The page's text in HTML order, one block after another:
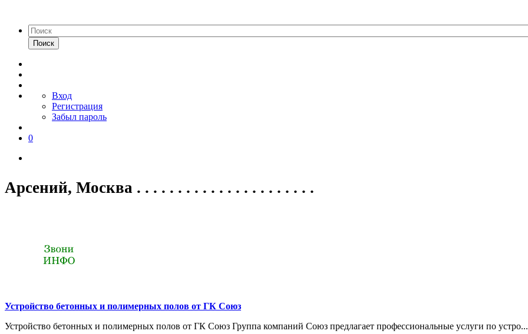
Поиск
Вход
Регистрация
Забыл пароль
0
Арсений, Москва . . . . . . . . . . . . . . . . . . . . . .
Устройство бетонных и полимерных полов от ГК Союз
Устройство бетонных и полимерных полов от ГК Союз Группа компаний Союз предлагает профессиональные услуги по устро...